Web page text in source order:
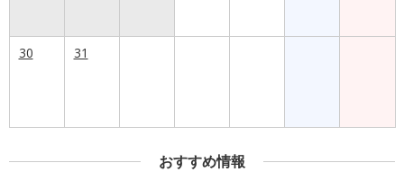
30 31
おすすめ情報